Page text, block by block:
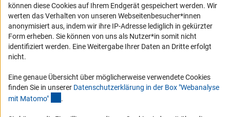
Barriere melden
DFG-aktuell
Erhalten Sie Neuigkeiten aus der DFG direkt in Ihr Mailpostfach oder
schauen Sie sich die Ausgaben online an.
Zum Newsletter
können diese Cookies auf Ihrem Endgerät gespeichert werden. Wir
werten das Verhalten von unseren Webseitenbesucher*innen
anonymisiert aus, indem wir ihre IP-Adresse lediglich in gekürzter
Form erheben. Sie können von uns als Nutzer*in somit nicht
identifiziert werden. Eine Weitergabe Ihrer Daten an Dritte erfolgt
nicht.
Eine genaue Übersicht über möglicherweise verwendete Cookies
finden Sie in unserer Datenschutzerklärung in der Box "Webanalyse
mit Matomo" .